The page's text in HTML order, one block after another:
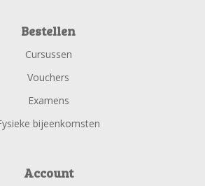
Bestellen
Cursussen
Vouchers
Examens
bijeenkomsten
Account